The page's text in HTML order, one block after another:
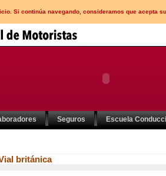
Si continúa navegando, consideramos que acepta
Seguros Escuela
británica